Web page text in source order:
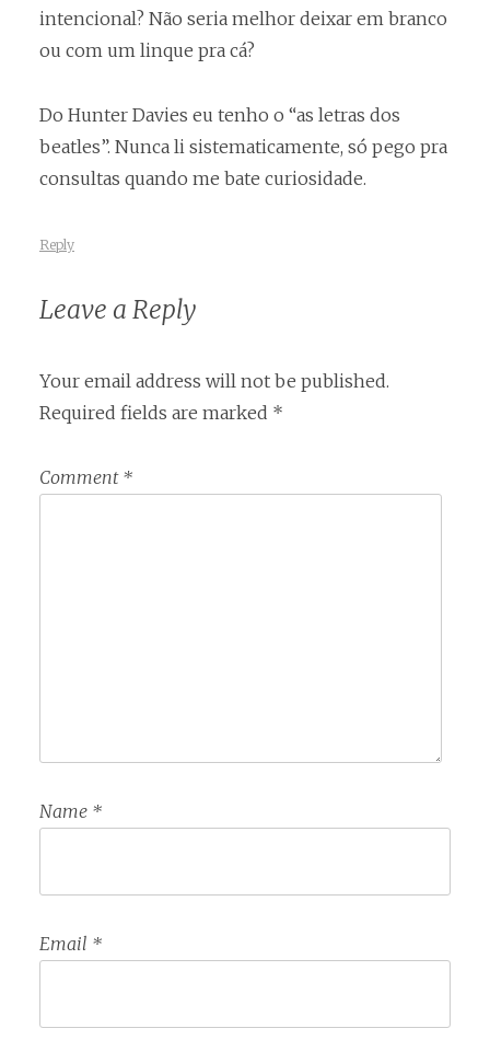
intencional? Não seria melhor deixar em branco
ou com um linque pra cá?
Do Hunter Davies eu tenho o “as letras dos
beatles”. Nunca li sistematicamente, só pego pra
consultas quando me bate curiosidade.
Reply
Leave a Reply
Your email address will not be published.
Required fields are marked *
Comment *
Name *
Email *